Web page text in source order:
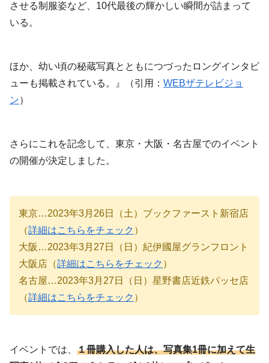
させる制服姿など、10代最後の輝かしい瞬間が詰まって
いる。
ほか、幼い頃の秘蔵写真とともにつづったロングインタビ
ューも掲載されている。』（引用： WEBザテレビジョ
ン）
さらにこれを記念して、東京・大阪・名古屋でのイベント
の開催が決定しました。
東京…2023年3月26日（土）ブックファースト新宿店
（詳細はこちらをチェック ）
大阪…2023年3月27日（日）紀伊國屋グランフロント
大阪店（詳細はこちらをチェック ）
名古屋…2023年3月27日（日）星野書店近鉄パッセ店
（詳細はこちらをチェック ）
イベントでは、 １冊購入した人は、写真集1冊に加えて生